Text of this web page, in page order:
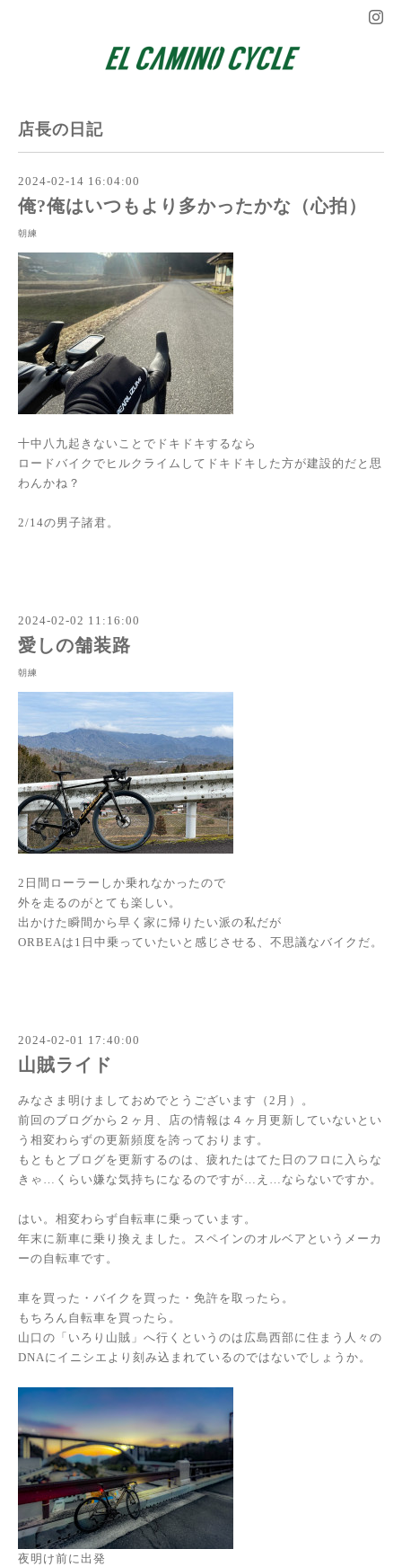
店長の日記
2024-02-14 16:04:00
俺?俺はいつもより多かったかな（心拍）
朝練
十中八九起きないことでドキドキするなら
ロードバイクでヒルクライムしてドキドキした方が建設的だと思
わんかね？
2/14の男子諸君。
2024-02-02 11:16:00
愛しの舗装路
朝練
2日間ローラーしか乗れなかったので
外を走るのがとても楽しい。
出かけた瞬間から早く家に帰りたい派の私だが
ORBEAは1日中乗っていたいと感じさせる、不思議なバイクだ。
2024-02-01 17:40:00
山賊ライド
みなさま明けましておめでとうございます（2月）。
前回のブログから２ヶ月、店の情報は４ヶ月更新していないとい
う相変わらずの更新頻度を誇っております。
もともとブログを更新するのは、疲れたはてた日のフロに入らな
きゃ…くらい嫌な気持ちになるのですが…え…ならないですか。
はい。相変わらず自転車に乗っています。
年末に新車に乗り換えました。スペインのオルベアというメーカ
ーの自転車です。
車を買った・バイクを買った・免許を取ったら。
もちろん自転車を買ったら。
山口の「いろり山賊」へ行くというのは広島西部に住まう人々の
DNAにイニシエより刻み込まれているのではないでしょうか。
夜明け前に出発